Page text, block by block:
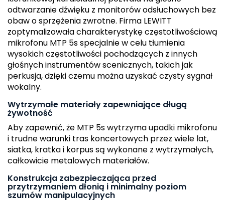
odtwarzanie dźwięku z monitorów odsłuchowych bez
obaw o sprzężenia zwrotne. Firma LEWITT
zoptymalizowała charakterystykę częstotliwościową
mikrofonu MTP 5s specjalnie w celu tłumienia
wysokich częstotliwości pochodzących z innych
głośnych instrumentów scenicznych, takich jak
perkusja, dzięki czemu można uzyskać czysty sygnał
wokalny.
Wytrzymałe materiały zapewniające długą
żywotność
Aby zapewnić, że MTP 5s wytrzyma upadki mikrofonu
i trudne warunki tras koncertowych przez wiele lat,
siatka, kratka i korpus są wykonane z wytrzymałych,
całkowicie metalowych materiałów.
Konstrukcja zabezpieczająca przed
przytrzymaniem dłonią i minimalny poziom
szumów manipulacyjnych